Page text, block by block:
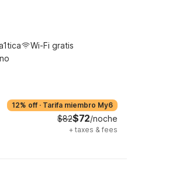
Wi-Fi gratis
12% off · Tarifa miembro My6
$82$72/noche
+ taxes & fees